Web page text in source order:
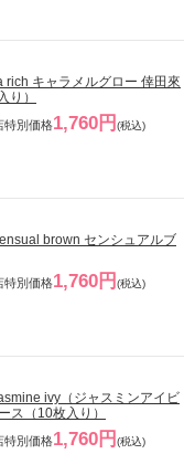
rich キャラメルグロー 倖田來
り）
特別価格1,760円 (税込)
brown センシュアルブ
特別価格1,760円 (税込)
ivy（ジャスミンアイビ
ス（10枚入り）
特別価格1,760円 (税込)